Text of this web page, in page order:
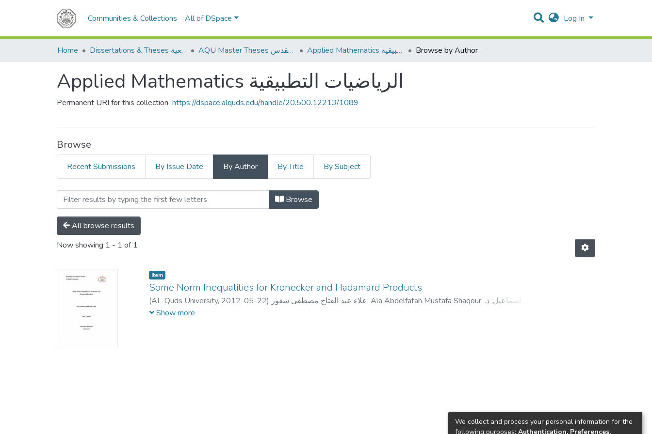
Communities & Collections All of DSpace Log In
Home Dissertations & Theses الرسائل الجامعية AQU Master Theses الرسائل الجامعية الخاصة بجامعة القدس Applied Mathematics الرياضيات التطبيقية Browse by Author
Applied Mathematics الرياضيات التطبيقية
Permanent URI for this collection https://dspace.alquds.edu/handle/20.500.12213/1089
Browse
Recent Submissions By Issue Date By Author By Title By Subject
Browse
All browse results
Now showing 1 - 1 of 1
Item
Some Norm Inequalities for Kronecker and Hadamard Products
(AL-Quds University, 2012-05-22) علاء عبد الفتاح مصطفى شقور; Ala Abdelfatah Mustafa Shaqour; جميل إسماعيل; د.
د. عبد الحليم زيقان
Show more
We collect and process your personal information for the
following purposes: Authentication, Preferences,